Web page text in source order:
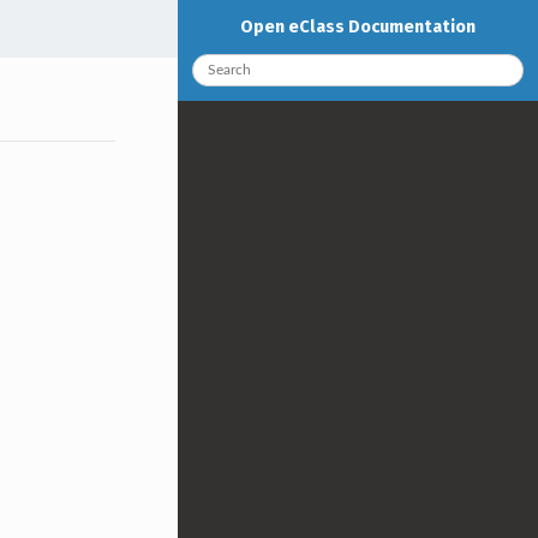
Open eClass Documentation